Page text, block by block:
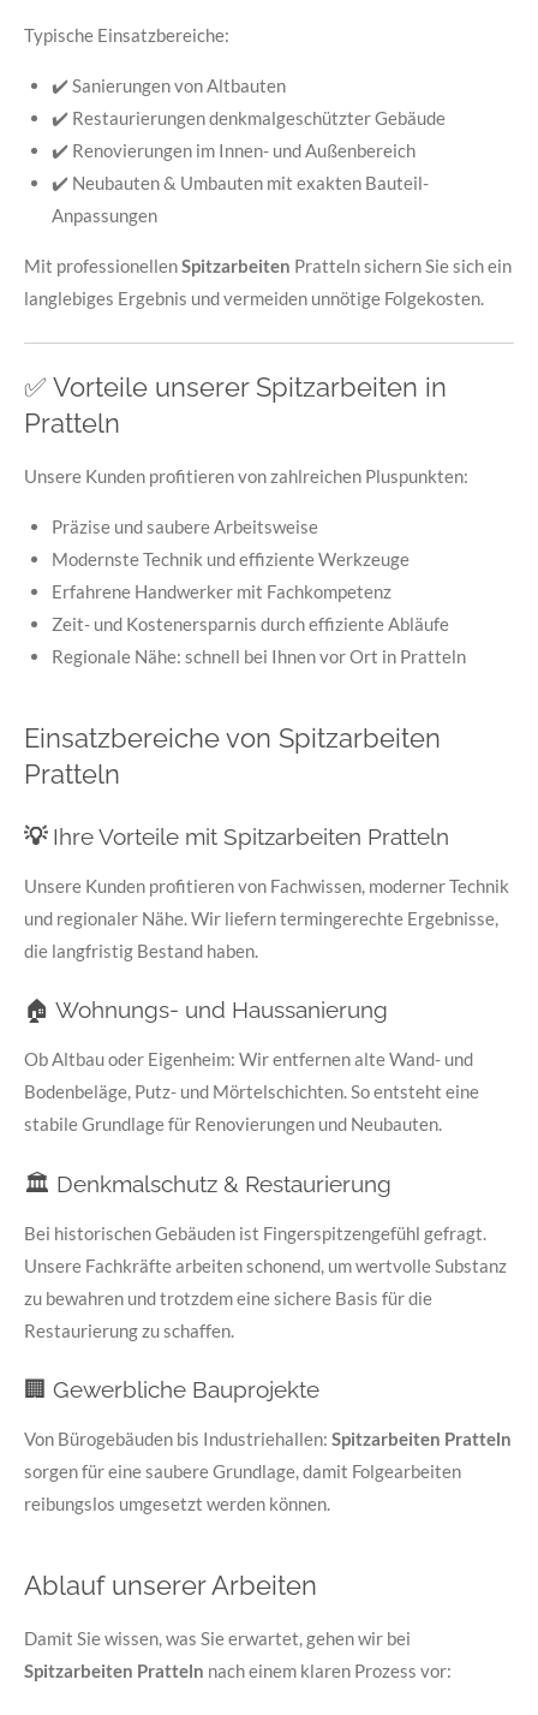
Typische Einsatzbereiche:
✔️ Sanierungen von Altbauten
✔️ Restaurierungen denkmalgeschützter Gebäude
✔️ Renovierungen im Innen- und Außenbereich
✔️ Neubauten & Umbauten mit exakten Bauteil-
Anpassungen
Mit professionellenSpitzarbeiten Pratteln sichern Sie sich ein
langlebiges Ergebnis und vermeiden unnötige Folgekosten.
✅ Vorteile unserer Spitzarbeiten in
Pratteln
Unsere Kunden profitieren von zahlreichen Pluspunkten:
Präzise und saubere Arbeitsweise
Modernste Technik und effiziente Werkzeuge
Erfahrene Handwerker mit Fachkompetenz
Zeit- und Kostenersparnis durch effiziente Abläufe
Regionale Nähe: schnell bei Ihnen vor Ort in Pratteln
Einsatzbereiche von Spitzarbeiten
Pratteln
💡 Ihre Vorteile mit Spitzarbeiten Pratteln
Unsere Kunden profitieren von Fachwissen, moderner Technik
und regionaler Nähe. Wir liefern termingerechte Ergebnisse,
die langfristig Bestand haben.
🏠 Wohnungs- und Haussanierung
Ob Altbau oder Eigenheim: Wir entfernen alte Wand- und
Bodenbeläge, Putz- und Mörtelschichten. So entsteht eine
stabile Grundlage für Renovierungen und Neubauten.
🏛️ Denkmalschutz & Restaurierung
Bei historischen Gebäuden ist Fingerspitzengefühl gefragt.
Unsere Fachkräfte arbeiten schonend, um wertvolle Substanz
zu bewahren und trotzdem eine sichere Basis für die
Restaurierung zu schaffen.
🏢 Gewerbliche Bauprojekte
Von Bürogebäuden bis Industriehallen: Spitzarbeiten Pratteln
sorgen für eine saubere Grundlage, damit Folgearbeiten
reibungslos umgesetzt werden können.
Ablauf unserer Arbeiten
Damit Sie wissen, was Sie erwartet, gehen wir bei
Spitzarbeiten Pratteln nach einem klaren Prozess vor: